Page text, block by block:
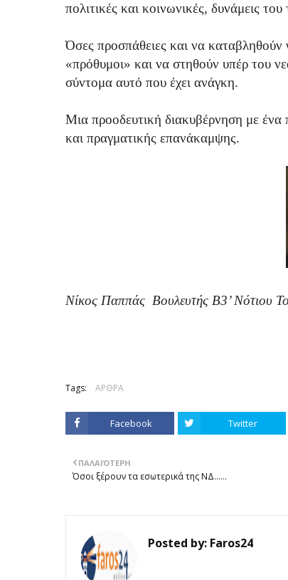
πολιτικές και κοινωνικές, δυνάμεις
Όσες προσπάθειες και να καταβληθούν
«πρόθυμοι» και να στηθούν υπέρ του
σύντομα αυτό που έχει ανάγκη.
Μια προοδευτική διακυβέρνηση με
και πραγματικής επανάκαμψης.
Νίκος Παππάς Βουλευτής Β3’ Νότιου
Tags: ΑΡΘΡΑ
Facebook Twitter
ΠΑΛΑΙΌΤΕΡΗ
Όσοι ξέρουν τα εσωτερικά της ΝΔ......
Posted by: Faros24